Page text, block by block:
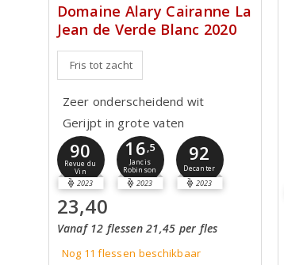
Domaine Alary Cairanne La
Jean de Verde Blanc 2020
Fris tot zacht
Zeer onderscheidend wit
Gerijpt in grote vaten
90
Revue du
Vin
2023
16,5
Jancis
Robinson
2023
92
Decanter
2023
23,40
Vanaf 12 flessen 21,45 per fles
Nog 11 flessen beschikbaar